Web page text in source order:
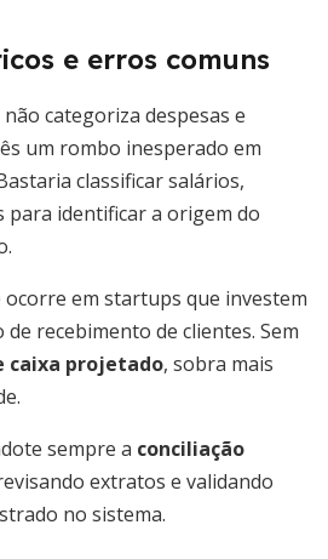
e erros comuns
categoriza despesas e
um rombo inesperado em
classificar salários,
para identificar a origem do
em startups que investem
recebimento de clientes. Sem
caixa projetado, sobra mais
sempre a conciliação
extratos e validando
no sistema.